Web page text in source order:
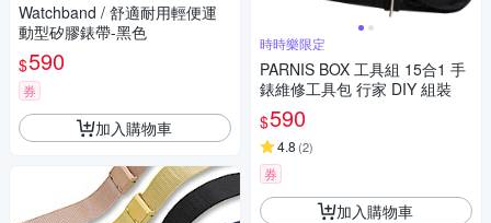
Watchband / 舒適耐用輕便運
動型矽膠錶帶-黑色
$590
券
加入購物車
時時樂限定
PARNIS BOX 工具組 15合1 手
錶維修工具包 行家 DIY 組裝
$590
4.8 (2)
券
加入購物車